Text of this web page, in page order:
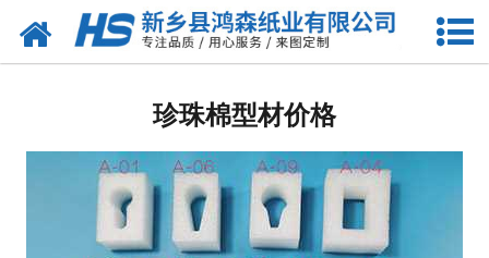
网站首页
- 气泡膜
- 缠绕膜
珍珠棉型材价格